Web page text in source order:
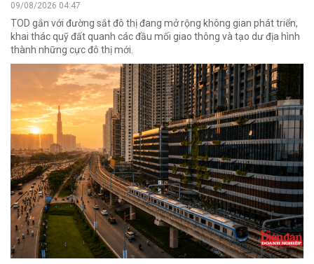
09/08/2026 04:47
TOD gắn với đường sắt đô thị đang mở rộng không gian phát triển,
khai thác quỹ đất quanh các đầu mối giao thông và tạo dư địa hình
thành những cực đô thị mới.